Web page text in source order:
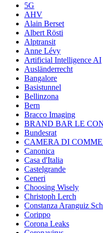
5G
AHV
Alain Berset
Albert Rösti
Alptransit
Anne Lévy
Artificial Intelligence AI
Ausländerrecht
Bangalore
Basistunnel
Bellinzona
Bern
Bracco Imaging
BRAND BAR LE
Bundesrat
CAMERA DI
Canonica
Casa d'Italia
Castelgrande
Ceneri
Choosing Wisely
Christoph Lerch
Constanza Aranguiz
Corippo
Corona Leaks